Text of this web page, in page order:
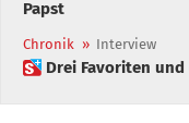
Papst
Chronik » Interview
 Drei Favoriten